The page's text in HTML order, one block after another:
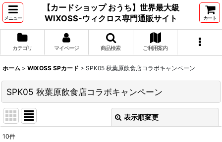
メニュー
【カードショップ おうち】世界最大級
WIXOSS-ウィクロス専門通販サイト
カート
カテゴリ マイページ 商品検索 ご利用案内
ホーム > WIXOSS SPカード > SPK05 秋葉原飲食店コラボキャンペーン
SPK05 秋葉原飲食店コラボキャンペーン
表示順変更
10件